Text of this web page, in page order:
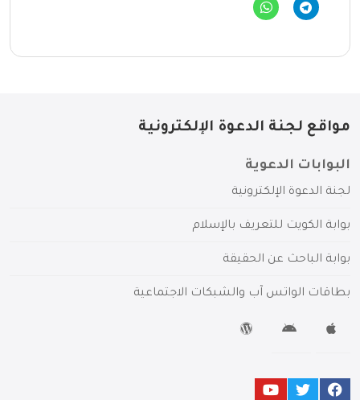
مواقع لجنة الدعوة الإلكترونية
البوابات الدعوية
لجنة الدعوة الإلكترونية
بوابة الكويت للتعريف بالإسلام
بوابة الباحث عن الحقيقة
بطاقات الواتس آب والشبكات الاجتماعية